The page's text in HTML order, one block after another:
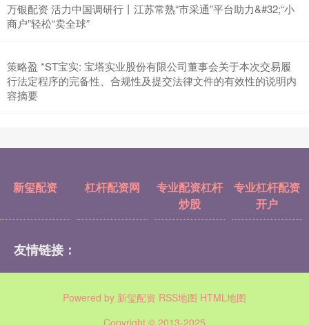
万银配资 活力中国调研行丨江苏常熟“市采通”平台助力&#32;“小
商户”轻松“卖全球”
策略盈 *ST宝实: 宝塔实业股份有限公司董事会关于本次交易履
行法定程序的完备性、合规性及提交法律文件的有效性的说明内
容摘要
新玺配资 杠杆配资网
专业配资杠杆
炒股
专业杠杆配资
开户
友情链接：
Powered by 新玺配资 RSS地图 HTML地图
Copyright © 2013-2025